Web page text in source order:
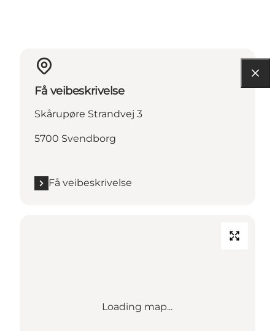
Få veibeskrivelse
Skårupøre Strandvej 3
5700 Svendborg
Få veibeskrivelse
Loading map...